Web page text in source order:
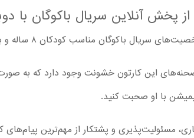
پخش آنلاین سریال باکوگان با
سریال باکوگان مناسب کودکان ۸ ساله و بزرگ‌تر است.
این کارتون خشونت وجود دارد که به
با او صحبت کنید.
مسئولیت‌پذیری و پشتکار از مهم‌ترین پیام‌های